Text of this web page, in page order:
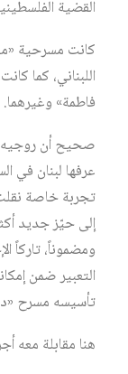
القضية
كانت مسرحية
اللبناني، كما
فاطمة» وغيرهما.
صحيح أن روجيه
عرفها لبنان في
تجربة خاصة
إلى حيّز جديد
ومضموناً، تاركاً
التعبير ضمن
تأسيسه مسرح
هنا مقابلة معه